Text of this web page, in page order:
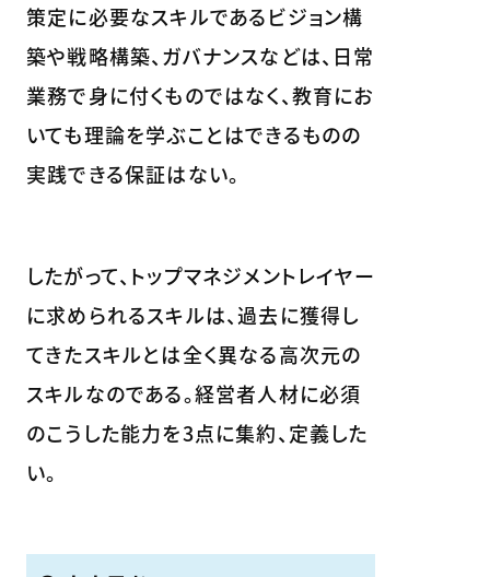
策定に必要なスキルであるビジョン構
築や戦略構築、ガバナンスなどは、日常
業務で身に付くものではなく、教育にお
いても理論を学ぶことはできるものの
実践できる保証はない。
したがって、トップマネジメントレイヤー
に求められるスキルは、過去に獲得し
てきたスキルとは全く異なる高次元の
スキルなのである。経営者人材に必須
のこうした能力を3点に集約、定義した
い。